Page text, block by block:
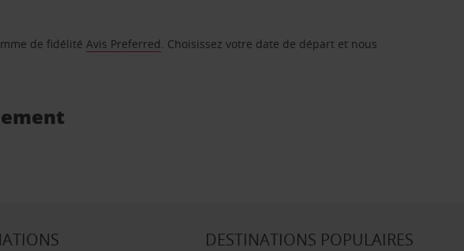
de fidélitéAvis Preferred. Choisissez votre date de départ et nous
DESTINATIONS POPULAIRES